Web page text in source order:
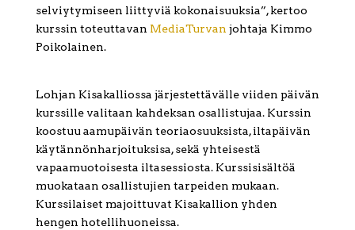
selviytymiseen liittyviä kokonaisuuksia”, kertoo
kurssin toteuttavan MediaTurvan johtaja Kimmo
Poikolainen.
Lohjan Kisakalliossa järjestettävälle viiden päivän
kurssille valitaan kahdeksan osallistujaa. Kurssin
koostuu aamupäivän teoriaosuuksista, iltapäivän
käytännönharjoituksisa, sekä yhteisestä
vapaamuotoisesta iltasessiosta. Kurssisisältöä
muokataan osallistujien tarpeiden mukaan.
Kurssilaiset majoittuvat Kisakallion yhden
hengen hotellihuoneissa.